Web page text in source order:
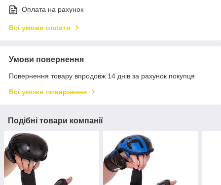
Оплата на рахунок
Всі умови оплати
Умови повернення
Повернення товару впродовж 14 днів за рахунок покупця
Всі умови повернення
Подібні товари компанії